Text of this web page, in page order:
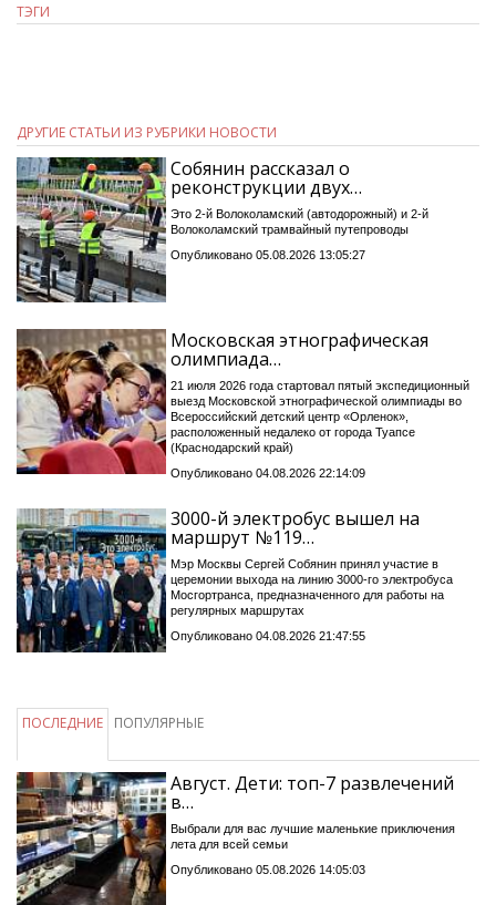
ТЭГИ
ДРУГИЕ СТАТЬИ ИЗ РУБРИКИ НОВОСТИ
Собянин рассказал о
реконструкции двух…
Это 2-й Волоколамский (автодорожный) и 2-й
Волоколамский трамвайный путепроводы
Опубликовано 05.08.2026 13:05:27
Московская этнографическая
олимпиада…
21 июля 2026 года стартовал пятый экспедиционный
выезд Московской этнографической олимпиады во
Всероссийский детский центр «Орленок»,
расположенный недалеко от города Туапсе
(Краснодарский край)
Опубликовано 04.08.2026 22:14:09
3000-й электробус вышел на
маршрут №119…
Мэр Москвы Сергей Собянин принял участие в
церемонии выхода на линию 3000-го электробуса
Мосгортранса, предназначенного для работы на
регулярных маршрутах
Опубликовано 04.08.2026 21:47:55
ПОСЛЕДНИЕ ПОПУЛЯРНЫЕ
Август. Дети: топ-7 развлечений
в…
Выбрали для вас лучшие маленькие приключения
лета для всей семьи
Опубликовано 05.08.2026 14:05:03